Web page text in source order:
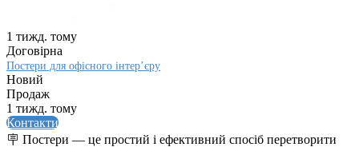
1 тижд. тому
Договірна
Постери для офісного інтер’єру
Новий
Продаж
1 тижд. тому
Контакти
🪧 Постери — це простий і ефективний спосіб перетворити